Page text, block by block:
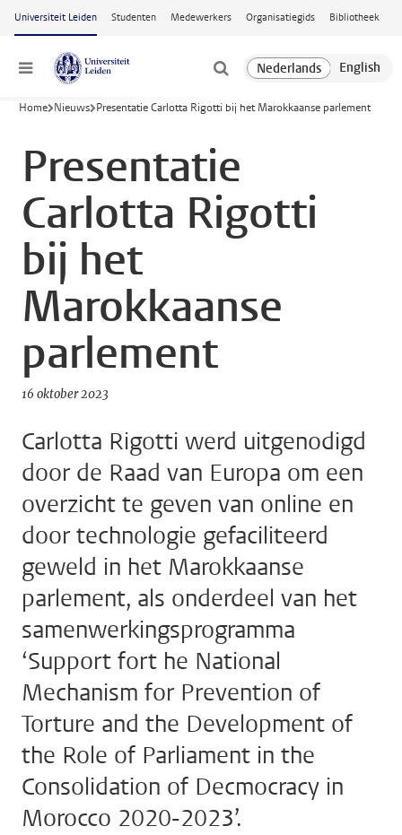
Ga naar hoofdinhoud
Universiteit Leiden Studenten Medewerkers Organisatiegids Bibliotheek
Menu
Home Nieuws Presentatie Carlotta Rigotti bij het Marokkaanse parlement
Presentatie
Carlotta Rigotti
bij het
Marokkaanse
parlement
16 oktober 2023
Carlotta Rigotti werd uitgenodigd
door de Raad van Europa om een
overzicht te geven van online en
door technologie gefaciliteerd
geweld in het Marokkaanse
parlement, als onderdeel van het
samenwerkingsprogramma
‘Support fort he National
Mechanism for Prevention of
Torture and the Development of
the Role of Parliament in the
Consolidation of Decmocracy in
Morocco 2020-2023’.